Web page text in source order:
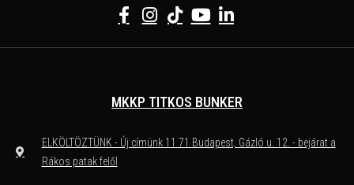
MKKP TITKOS BUNKER
ELKÖLTÖZTÜNK - Új címünk 11 71 Budapest, Gázló u. 12. - bejárat a
Rákos patak felől